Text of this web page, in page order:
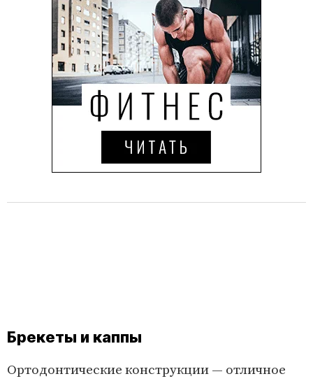
Брекеты и каппы
Ортодонтические конструкции — отличное